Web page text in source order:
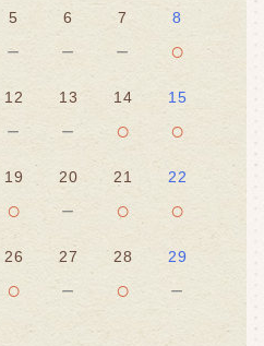
5
－
6
－
7
－
8
○
12
－
13
－
14
○
15
○
19
○
20
－
21
○
22
○
26
○
27
－
28
○
29
－